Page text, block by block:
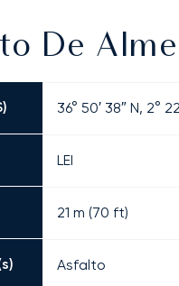
De
36° 50′ 38″ N, 2°
LEI
21 m (70 ft)
Asfalto